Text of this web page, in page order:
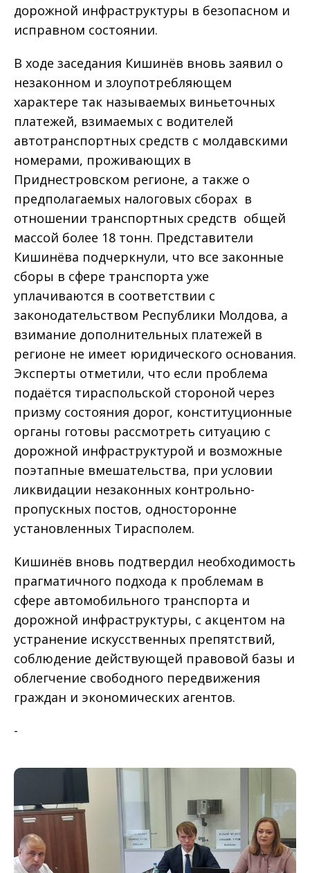
дорожной инфраструктуры в безопасном и
исправном состоянии.
В ходе заседания Кишинёв вновь заявил о
незаконном и злоупотребляющем
характере так называемых виньеточных
платежей, взимаемых с водителей
автотранспортных средств с молдавскими
номерами, проживающих в
Приднестровском регионе, а также о
предполагаемых налоговых сборах в
отношении транспортных средств общей
массой более 18 тонн. Представители
Кишинёва подчеркнули, что все законные
сборы в сфере транспорта уже
уплачиваются в соответствии с
законодательством Республики Молдова, а
взимание дополнительных платежей в
регионе не имеет юридического основания.
Эксперты отметили, что если проблема
подаётся тираспольской стороной через
призму состояния дорог, конституционные
органы готовы рассмотреть ситуацию с
дорожной инфраструктурой и возможные
поэтапные вмешательства, при условии
ликвидации незаконных контрольно-
пропускных постов, односторонне
установленных Тирасполем.
Кишинёв вновь подтвердил необходимость
прагматичного подхода к проблемам в
сфере автомобильного транспорта и
дорожной инфраструктуры, с акцентом на
устранение искусственных препятствий,
соблюдение действующей правовой базы и
облегчение свободного передвижения
граждан и экономических агентов.
-